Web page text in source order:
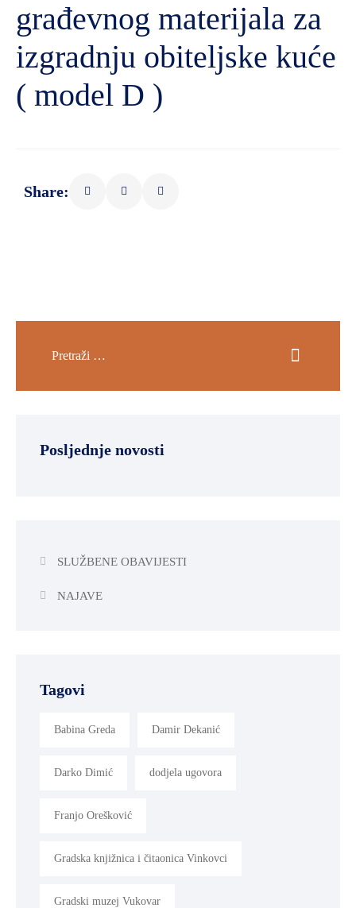
građevnog materijala za
izgradnju obiteljske kuće
( model D )
Share:
Posljednje novosti
SLUŽBENE OBAVIJESTI
NAJAVE
Tagovi
Babina Greda Damir Dekanić
Darko Dimić dodjela ugovora
Franjo Orešković
Gradska knjižnica i čitaonica Vinkovci
Gradski muzej Vukovar